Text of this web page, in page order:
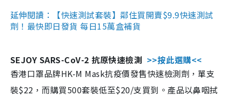
延伸閱讀：【快速測試套裝】鄰住買開賣$9.9快速測試
劑！最快即日發貨 每日15萬盒補貨
SEJOY SARS-CoV-2 抗原快速檢測 >>按此選購<<
香港口罩品牌HK-M Mask抗疫價發售快速檢測劑，單支
裝$22，而購買500套裝低至$20/支買到。產品以鼻咽拭